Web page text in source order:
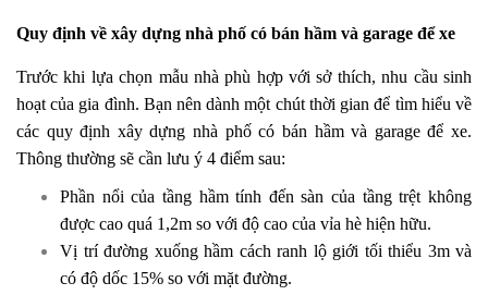
Quy định về xây dựng nhà phố có bán hầm và garage để xe
Trước khi lựa chọn mẫu nhà phù hợp với sở thích, nhu cầu sinh
hoạt của gia đình. Bạn nên dành một chút thời gian để tìm hiểu về
các quy định xây dựng nhà phố có bán hầm và garage để xe.
Thông thường sẽ cần lưu ý 4 điểm sau:
Phần nổi của tầng hầm tính đến sàn của tầng trệt không
được cao quá 1,2m so với độ cao của vỉa hè hiện hữu.
Vị trí đường xuống hầm cách ranh lộ giới tối thiểu 3m và
có độ dốc 15% so với mặt đường.